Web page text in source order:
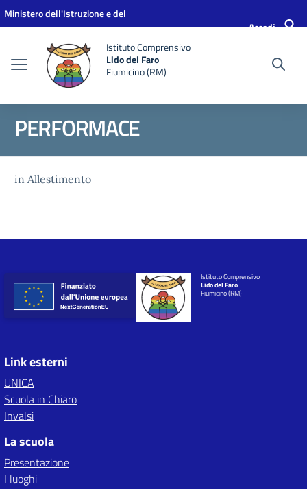
Vai ai contenuti
Vai al menu di navigazione
Vai al footer
Ministero dell'Istruzione e del
Accedi
Istituto Comprensivo
Lido del Faro
Fiumicino (RM)
PERFORMACE
in Allestimento
Istituto Comprensivo
Lido del Faro
Fiumicino (RM)
Link esterni
UNICA
Scuola in Chiaro
Invalsi
La scuola
Presentazione
I luoghi